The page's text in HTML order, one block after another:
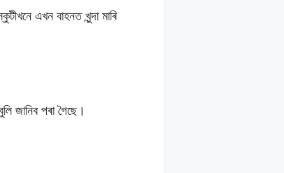
এখন বাহনত খুন্দা মাৰি
জানিব পৰা গৈছে।